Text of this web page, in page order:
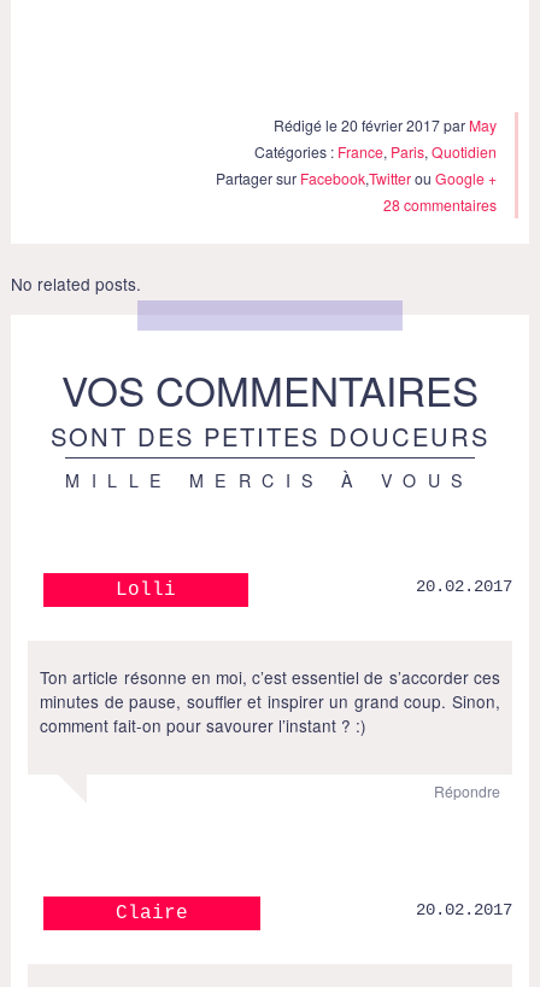
Rédigé le 20 février 2017 par May
Catégories : France, Paris,Quotidien
Partager sur Facebook,TwitterouGoogle +
28 commentaires
No related posts.
VOS COMMENTAIRES
SONT DES PETITES DOUCEURS
MILLE MERCIS À VOUS
Lolli 20.02.2017
Ton article résonne en moi, c’est essentiel de s’accorder ces
minutes de pause, souffler et inspirer un grand coup. Sinon,
comment fait-on pour savourer l’instant ? :)
Répondre
Claire 20.02.2017